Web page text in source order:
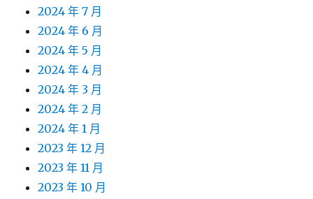
2024 年 7 月
2024 年 6 月
2024 年 5 月
2024 年 4 月
2024 年 3 月
2024 年 2 月
2024 年 1 月
2023 年 12 月
2023 年 11 月
2023 年 10 月